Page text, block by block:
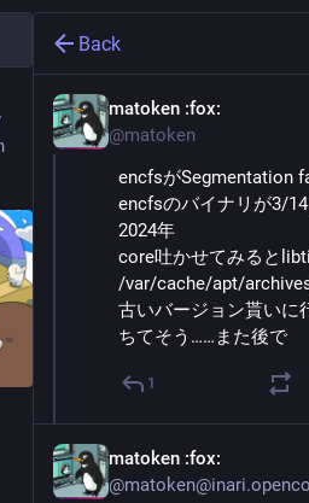
Back
matoken :fox:
@matoken
encfsがSegmentation
encfsのバイナリが3/
2024年
core吐かせてみると
/var/cache/apt/
古いバージョン貰いに
ちてそう……また後で
1
matoken :fox: